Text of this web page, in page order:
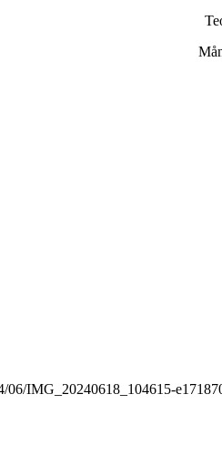
06/IMG_20240618_104615-